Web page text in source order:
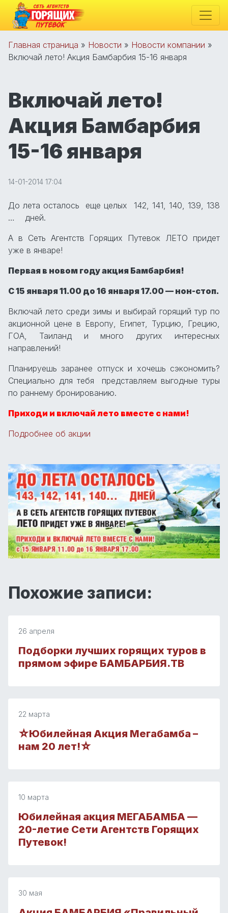
Главная страница » Новости » Новости компании »
Включай лето! Акция Бамбарбия 15-16 января
Включай лето!
Акция Бамбарбия
15-16 января
14-01-2014 17:04
До лета осталось еще целых 142, 141, 140, 139, 138
… дней.
А в Сеть Агентств Горящих Путевок ЛЕТО придет
уже в январе!
Первая в новом году акция Бамбарбия!
С 15 января 11.00 до 16 января 17.00 — нон-стоп.
Включай лето среди зимы и выбирай горящий тур по
акционной цене в Европу, Египет, Турцию, Грецию,
ГОА, Таиланд и много других интересных
направлений!
Планируешь заранее отпуск и хочешь сэкономить?
Специально для тебя представляем выгодные туры
по раннему бронированию.
Приходи и включай лето вместе с нами!
Подробнее об акции
Похожие записи:
26 апреля
Подборки лучших горящих туров в
прямом эфире БАМБАРБИЯ.ТВ
22 марта
☆Юбилейная Акция Мегабамба –
нам 20 лет!☆
10 марта
Юбилейная акция МЕГАБАМБА —
20-летие Сети Агентств Горящих
Путевок!
30 мая